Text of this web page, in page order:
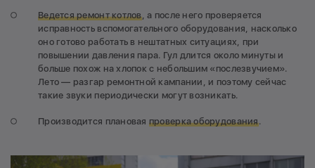
Ведется ремонт котлов, а после него проверяется
исправность вспомогательного оборудования, насколько
оно готово работать в нештатных ситуациях, при
повышении давления пара. Гул длится около минуты и
больше похож на хлопок с небольшим «послезвучием».
Лето — разгар ремонтной кампании, и поэтому сейчас
такие звуки периодически могут возникать.
Производится плановая проверка оборудования.